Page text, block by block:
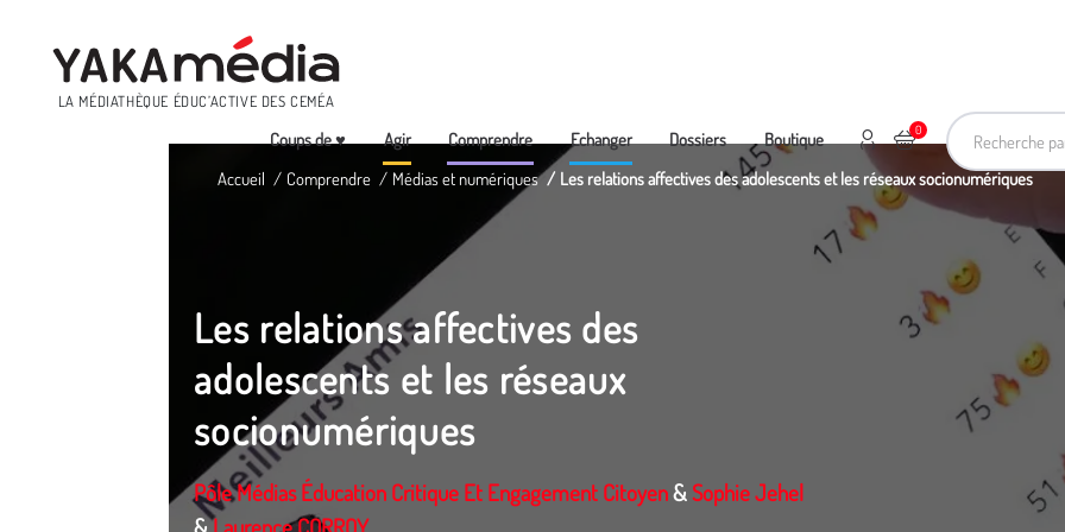
LA MÉDIATHÈQUE ÉDUC’ACTIVE DES CEMÉA
Recherche
Menu
Coups de ♥ Agir Comprendre Echanger Dossiers Boutique 0
Ajouter au panier
Mon compte
Accueil Comprendre Médias et numériques Les relations affectives des adolescents et les réseaux socionumériques
Les relations affectives des
adolescents et les réseaux
socionumériques
Pôle Médias Éducation Critique Et Engagement Citoyen&Sophie Jehel